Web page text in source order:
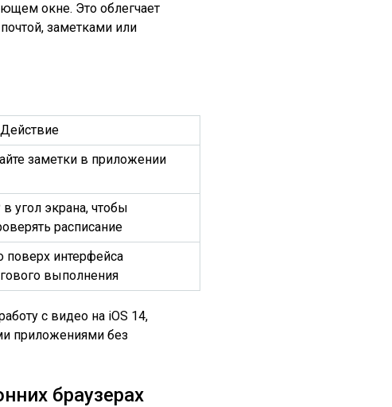
окне. Это облегчает
заметками или
Действие
заметки в приложении
угол экрана, чтобы
расписание
интерфейса
выполнения
с видео на iOS 14,
приложениями без
браузерах